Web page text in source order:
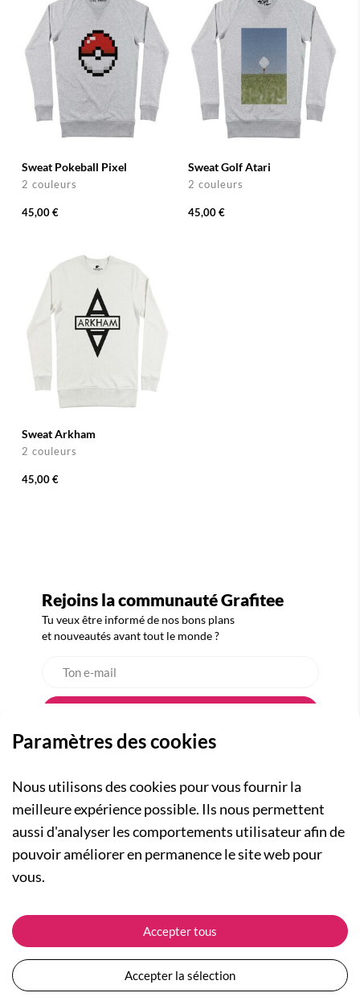
Sweat Pokeball Pixel
2 couleurs
45,00 €
Sweat Golf Atari
2 couleurs
45,00 €
Sweat Arkham
2 couleurs
45,00 €
Rejoins la communauté Grafitee
Tu veux être informé de nos bons plans
et nouveautés avant tout le monde ?
A PROPOS
Qui sommes-nous ?
Actualités
Nos engagements
Plan du site
Devenir revendeur
Collection Femme
Collection Enfants
Les Totebags
ASSISTANCE
Suivre ma commande
Expédition et livraison
Retour et remboursement
Paramètres des cookies
Nous utilisons des cookies pour vous fournir la
meilleure expérience possible. Ils nous permettent
aussi d'analyser les comportements utilisateur afin de
pouvoir améliorer en permanence le site web pour
vous.
Accepter tous
Accepter la sélection